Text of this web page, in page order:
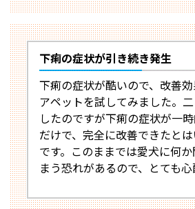
下痢の症状が引き続き発生
下痢の症状が酷いので、改善
アペットを試してみました。
したのですが下痢の症状が一
だけで、完全に改善できたと
です。このままでは愛犬に何
まう恐れがあるので、とても心